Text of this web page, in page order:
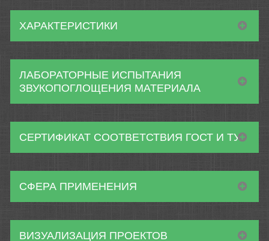
ХАРАКТЕРИСТИКИ
ЛАБОРАТОРНЫЕ ИСПЫТАНИЯ
ЗВУКОПОГЛОЩЕНИЯ МАТЕРИАЛА
СЕРТИФИКАТ СООТВЕТСТВИЯ ГОСТ И ТУ
СФЕРА ПРИМЕНЕНИЯ
ВИЗУАЛИЗАЦИЯ ПРОЕКТОВ